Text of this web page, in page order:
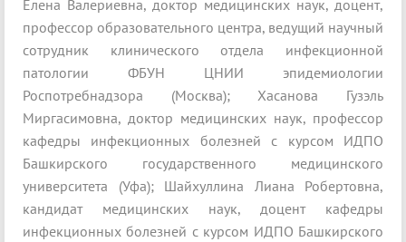
Елена Валериевна, доктор медицинских наук, доцент,
профессор образовательного центра, ведущий научный
сотрудник клинического отдела инфекционной
патологии ФБУН ЦНИИ эпидемиологии
Роспотребнадзора (Москва); Хасанова Гузэль
Миргасимовна, доктор медицинских наук, профессор
кафедры инфекционных болезней с курсом ИДПО
Башкирского государственного медицинского
университета (Уфа); Шайхуллина Лиана Робертовна,
кандидат медицинских наук, доцент кафедры
инфекционных болезней с курсом ИДПО Башкирского